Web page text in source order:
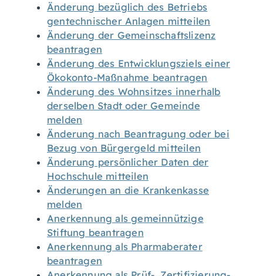
Änderung bezüglich des Betriebs
gentechnischer Anlagen mitteilen
Änderung der Gemeinschaftslizenz
beantragen
Änderung des Entwicklungsziels einer
Ökokonto-Maßnahme beantragen
Änderung des Wohnsitzes innerhalb
derselben Stadt oder Gemeinde
melden
Änderung nach Beantragung oder bei
Bezug von Bürgergeld mitteilen
Änderung persönlicher Daten der
Hochschule mitteilen
Änderungen an die Krankenkasse
melden
Anerkennung als gemeinnützige
Stiftung beantragen
Anerkennung als Pharmaberater
beantragen